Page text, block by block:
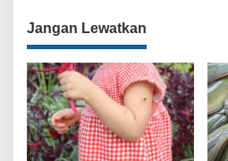
Jangan Lewatkan